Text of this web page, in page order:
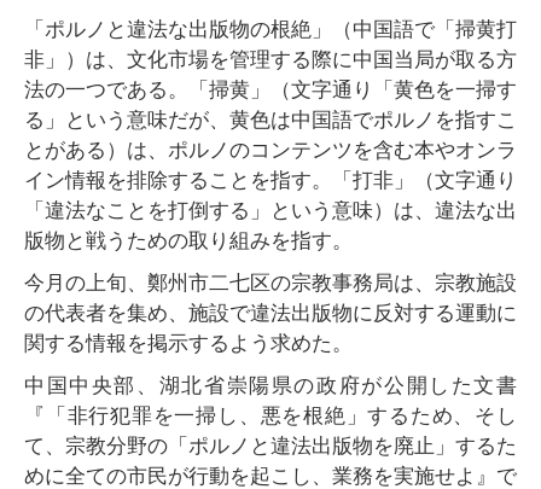
「ポルノと違法な出版物の根絶」（中国語で「掃黄打
非」）は、文化市場を管理する際に中国当局が取る方
法の一つである。「掃黄」（文字通り「黄色を一掃す
る」という意味だが、黄色は中国語でポルノを指すこ
とがある）は、ポルノのコンテンツを含む本やオンラ
イン情報を排除することを指す。「打非」（文字通り
「違法なことを打倒する」という意味）は、違法な出
版物と戦うための取り組みを指す。
今月の上旬、鄭州市二七区の宗教事務局は、宗教施設
の代表者を集め、施設で違法出版物に反対する運動に
関する情報を掲示するよう求めた。
中国中央部、湖北省崇陽県の政府が公開した文書
『「非行犯罪を一掃し、悪を根絶」するため、そし
て、宗教分野の「ポルノと違法出版物を廃止」するた
めに全ての市民が行動を起こし、業務を実施せよ』で